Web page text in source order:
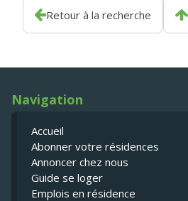
Retour à la recherche
Navigation
Accueil
Abonner votre résidences
Annoncer chez nous
Guide se loger
Emplois en résidence